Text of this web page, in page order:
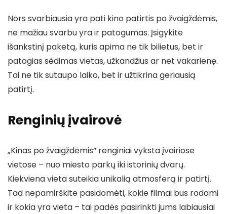
Nors svarbiausia yra pati kino patirtis po žvaigždėmis,
ne mažiau svarbu yra ir patogumas. Įsigykite
išankstinį paketą, kuris apima ne tik bilietus, bet ir
patogias sėdimas vietas, užkandžius ar net vakarienę.
Tai ne tik sutaupo laiko, bet ir užtikrina geriausią
patirtį.
Renginių įvairovė
„Kinas po žvaigždėmis“ renginiai vyksta įvairiose
vietose – nuo miesto parkų iki istorinių dvarų.
Kiekviena vieta suteikia unikalią atmosferą ir patirtį.
Tad nepamirškite pasidomėti, kokie filmai bus rodomi
ir kokia yra vieta – tai padės pasirinkti jums labiausiai